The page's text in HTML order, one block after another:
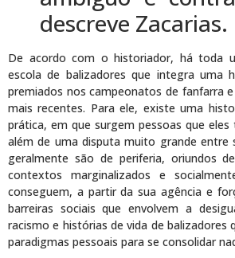
descreve Zacarias.
De acordo com o historiador, há toda
escola de balizadores que integra uma
premiados nos campeonatos de fanfarra
mais recentes. Para ele, existe uma
prática, em que surgem pessoas que
além de uma disputa muito grande entre
geralmente são de periferia, oriundos
contextos marginalizados e
conseguem, a partir da sua agência e
barreiras sociais que envolvem a
racismo e histórias de vida de balizadores
paradigmas pessoais para se consolidar